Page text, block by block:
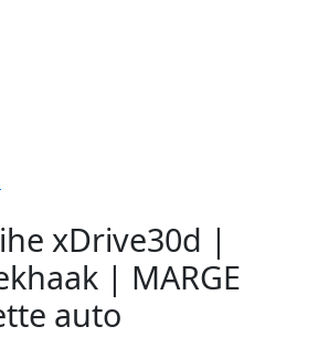
xDrive30d |
| MARGE
auto